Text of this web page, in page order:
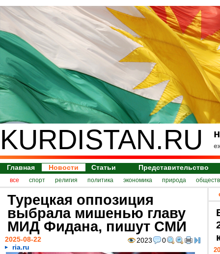
KURDISTAN.RU
Главная Новости Статьи Представительство
все спорт религия политика экономика природа
Турецкая оппозиция
выбрала мишенью главу
МИД Фидана, пишут СМИ
2023 0
2025-08-22
ria.ru